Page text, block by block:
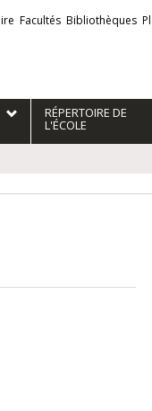
Facultés Bibliothèques
RÉPERTOIRE DE
L'ÉCOLE